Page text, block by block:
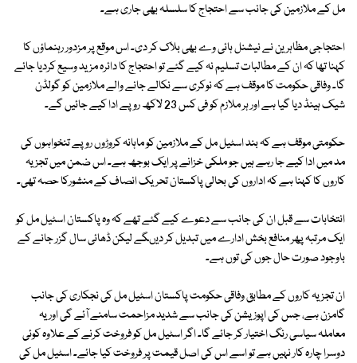
مل کے ملازمین کی جانب سے احتجاج کا سلسلہ بھی جاری ہے۔
احتجاجی مظاہرین نے نیشنل ہائی وے بھی بلاک کر دی۔ اس موقع پر مزدور رہنماؤں کا
کہنا تھا کہ ان کے مطالبات تسلیم نہ کیے گئے تو احتجاج کا دائرہ مزید وسیع کردیا جائے
گا۔ وفاقی حکومت کا موقف ہے کہ نوکری سے نکالے جانے والے ملازمین کو گولڈن
شیک ہینڈ دیا گیا ہے اور ہر ملازم کو فی کس 23 لاکھ روپے ادا کیے جائیں گے۔
حکومتی موقف ہے کہ بند اسٹیل مل کے ملازمین کو ماہانہ کروڑوں روپے تنخواہوں کی
مد میں ادا کیے جا رہے ہیں جو ملکی خزانے پر ایک بوجھ ہے۔ اس ضمن میں تجزیہ
کاروں کا کہنا ہے کہ اداروں کی بحالی پاکستان تحریک انصاف کے منشورکا حصہ تھی۔
انتخابات سے قبل ان کی جانب سے دعوے کیے گئے تھے کہ وہ پاکستان اسٹیل مل کو
ایک مرتبہ پھر منافع بخش ادارے میں تبدیل کر دیںگے لیکن ڈھائی سال گزر جانے کے
باوجود صورت حال جوں کی توں ہے۔
ان تجزیہ کاروں کے مطابق وفاقی حکومت پاکستان اسٹیل مل کی نجکاری کی جانب
گامزن ہے، جس کی اپوزیشن کی جانب سے شدید مزاحمت سامنے آئے گی اور یہ
معاملہ سیاسی رنگ اختیار کر جائے گا۔ اگر اسٹیل مل کو فروخت کرنے کے علاوہ کوئی
دوسرا چارہ کار نہیں ہے تو اسے اس کی اصل قیمت پر فروخت کیا جائے۔ اسٹیل مل کی